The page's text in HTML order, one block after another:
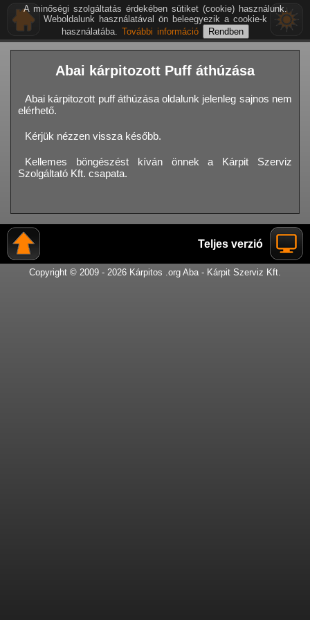
Abai kárpitozott Puff áthúzása
Abai kárpitozott puff áthúzása oldalunk jelenleg sajnos nem
elérhető.
Kérjük nézzen vissza később.
Kellemes böngészést kíván önnek a Kárpit Szerviz
Szolgáltató Kft. csapata.
Teljes verzió
Copyright © 2009 - 2026 Kárpitos .org Aba - Kárpit Szerviz Kft.
A minőségi szolgáltatás érdekében sütiket (cookie) használunk.
Weboldalunk használatával ön beleegyezik a cookie-k
használatába. További információ